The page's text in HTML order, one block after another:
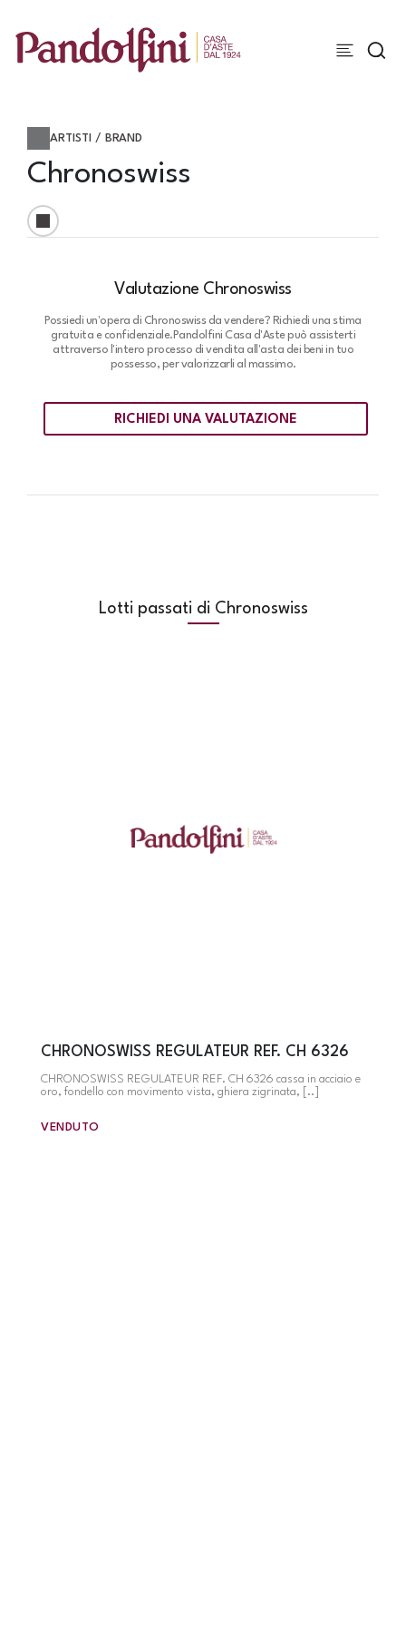
ARTISTI / BRAND
Chronoswiss
Valutazione Chronoswiss
Possiedi un'opera di Chronoswiss da vendere? Richiedi una stima
gratuita e confidenziale. Pandolfini Casa d'Aste può assisterti
attraverso l'intero processo di vendita all'asta dei beni in tuo
possesso, per valorizzarli al massimo.
RICHIEDI UNA VALUTAZIONE
Lotti passati di Chronoswiss
CHRONOSWISS REGULATEUR REF. CH 6326
CHRONOSWISS REGULATEUR REF. CH 6326 cassa in acciaio e
oro, fondello con movimento vista, ghiera zigrinata, [..]
VENDUTO